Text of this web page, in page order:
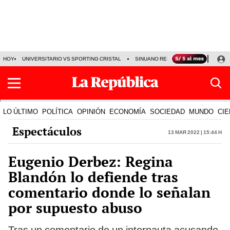
HOY UNIVERSITARIO VS SPORTING CRISTAL SINUANO RESULTADOS HOY
LO ÚLTIMO POLÍTICA OPINIÓN ECONOMÍA SOCIEDAD MUNDO
Espectáculos 13 Mar 2022 | 15:44 h
Eugenio Derbez: Regina
Blandón lo defiende tras
comentario donde lo señalan
por supuesto abuso